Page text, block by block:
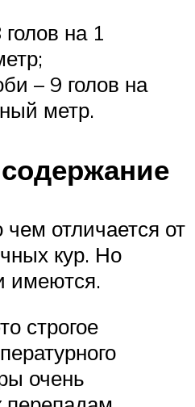
на 1
– 9 голов на
метр.
отличается от
кур. Но
имеются.
строгое
очень